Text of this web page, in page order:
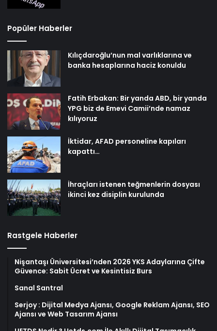
Popüler Haberler
Kılıçdaroğlu’nun mal varlıklarına ve
banka hesaplarına haciz konuldu
Fatih Erbakan: Bir yanda ABD, bir yanda
YPG biz de Emevi Camii’nde namaz
kılıyoruz
İktidar, AFAD personeline kapıları
kapattı…
İhraçları istenen teğmenlerin dosyası
ikinci kez disiplin kurulunda
Rastgele Haberler
Nişantaşı Üniversitesi’nden 2026 YKS Adaylarına Çifte
Güvence: Sabit Ücret ve Kesintisiz Burs
Sanal Santral
Serjoy : Dijital Medya Ajansı, Google Reklam Ajansı, SEO
Ajansı ve Web Tasarım Ajansı